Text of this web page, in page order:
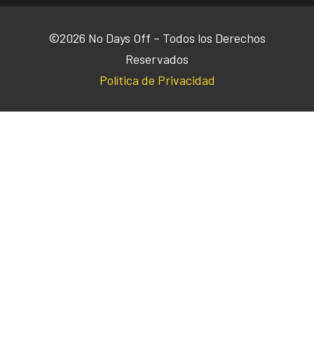
©2026 No Days Off – Todos los Derechos
Reservados
Política de Privacidad